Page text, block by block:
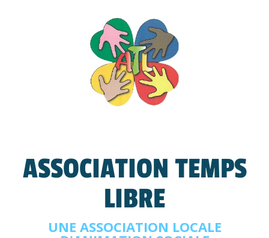
ASSOCIATION TEMPS
LIBRE
UNE ASSOCIATION LOCALE